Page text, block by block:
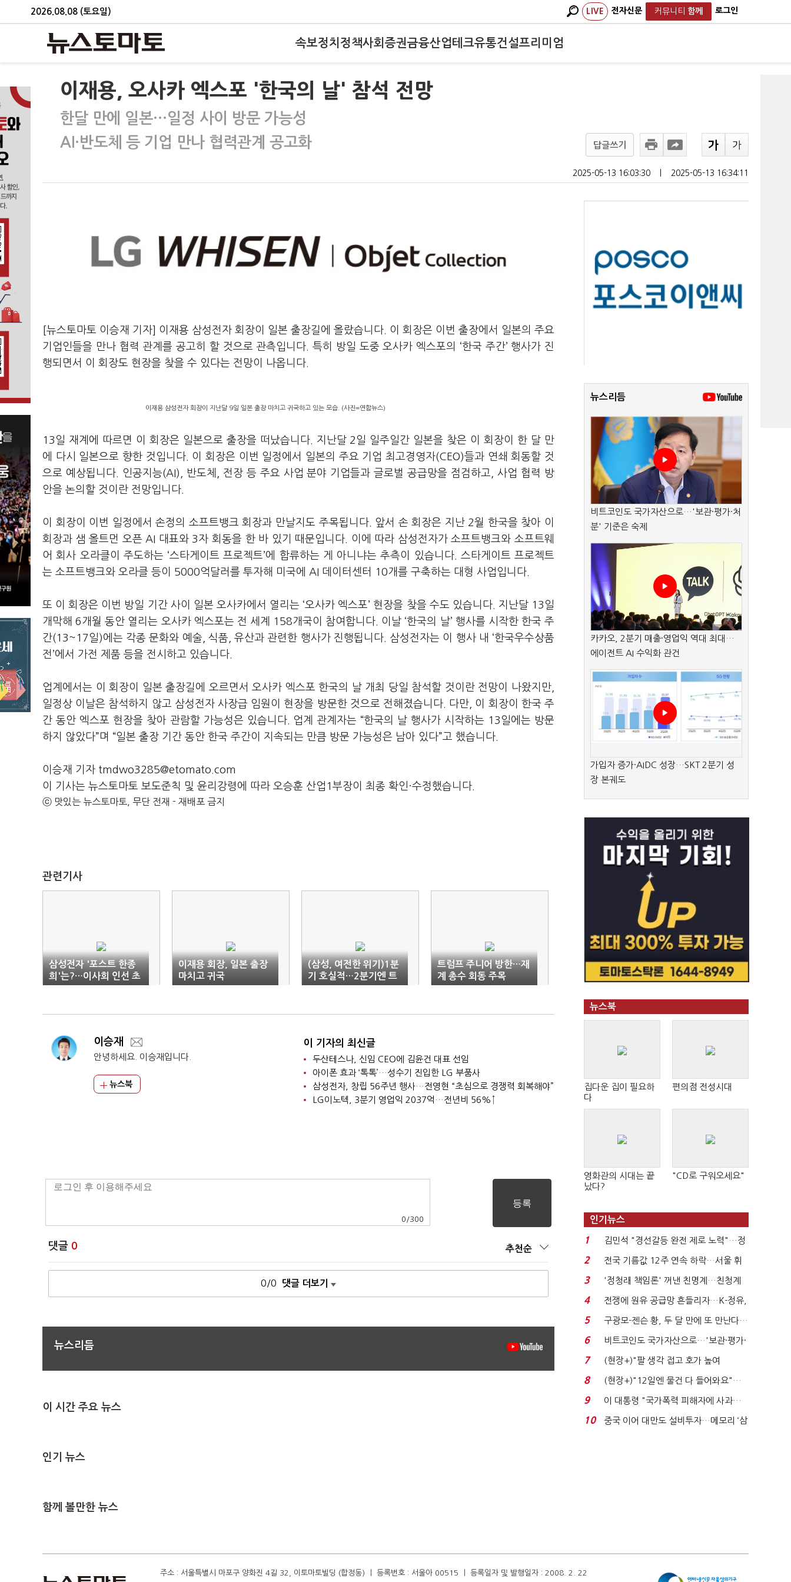
2026.08.08 (토요일) LIVE 전자신문 커뮤니티 함께 로그인
속보정치 정책사회 증권금융산업테크유통건설프리미엄
이재용, 오사카 엑스포 '한국의 날' 참석 전망
한달 만에 일본…일정 사이 방문 가능성
AI·반도체 등 기업 만나 협력관계 공고화
답글쓰기
2025-05-13 16:03:30 2025-05-13 16:34:11
[뉴스토마토 이승재 기자] 이재용 삼성전자 회장이 일본 출장길에 올랐습니다. 이 회장은 이번 출장에서 일본의 주요
기업인들을 만나 협력 관계를 공고히 할 것으로 관측입니다. 특히 방일 도중 오사카 엑스포의 ‘한국 주간’ 행사가 진
행되면서 이 회장도 현장을 찾을 수 있다는 전망이 나옵니다.
이재용 삼성전자 회장이 지난달 9일 일본 출장 마치고 귀국하고 있는 모습. (사진=연합뉴스)
13일 재계에 따르면 이 회장은 일본으로 출장을 떠났습니다. 지난달 2일 일주일간 일본을 찾은 이 회장이 한 달 만
에 다시 일본으로 향한 것입니다. 이 회장은 이번 일정에서 일본의 주요 기업 최고경영자(CEO)들과 연쇄 회동할 것
으로 예상됩니다. 인공지능(AI), 반도체, 전장 등 주요 사업 분야 기업들과 글로벌 공급망을 점검하고, 사업 협력 방
안을 논의할 것이란 전망입니다.
이 회장이 이번 일정에서 손정의 소프트뱅크 회장과 만날지도 주목됩니다. 앞서 손 회장은 지난 2월 한국을 찾아 이
회장과 샘 올트먼 오픈 AI 대표와 3자 회동을 한 바 있기 때문입니다. 이에 따라 삼성전자가 소프트뱅크와 소프트웨
어 회사 오라클이 주도하는 ‘스타게이트 프로젝트’에 합류하는 게 아니냐는 추측이 있습니다. 스타게이트 프로젝트
는 소프트뱅크와 오라클 등이 5000억달러를 투자해 미국에 AI 데이터센터 10개를 구축하는 대형 사업입니다.
또 이 회장은 이번 방일 기간 사이 일본 오사카에서 열리는 ‘오사카 엑스포’ 현장을 찾을 수도 있습니다. 지난달 13일
개막해 6개월 동안 열리는 오사카 엑스포는 전 세계 158개국이 참여합니다. 이날 ‘한국의 날’ 행사를 시작한 한국 주
간(13~17일)에는 각종 문화와 예술, 식품, 유산과 관련한 행사가 진행됩니다. 삼성전자는 이 행사 내 ‘한국우수상품
전’에서 가전 제품 등을 전시하고 있습니다.
업계에서는 이 회장이 일본 출장길에 오르면서 오사카 엑스포 한국의 날 개최 당일 참석할 것이란 전망이 나왔지만,
일정상 이날은 참석하지 않고 삼성전자 사장급 임원이 현장을 방문한 것으로 전해졌습니다. 다만, 이 회장이 한국 주
간 동안 엑스포 현장을 찾아 관람할 가능성은 있습니다. 업계 관계자는 “한국의 날 행사가 시작하는 13일에는 방문
하지 않았다”며 “일본 출장 기간 동안 한국 주간이 지속되는 만큼 방문 가능성은 남아 있다”고 했습니다.
이승재 기자 tmdwo3285@etomato.com
이 기사는 뉴스토마토 보도준칙 및 윤리강령에 따라 오승훈 산업1부장이 최종 확인·수정했습니다.
ⓒ 맛있는 뉴스토마토, 무단 전재 - 재배포 금지
관련기사
삼성전자 '포스트 한종
희'는?…이사회 인선 초
읽기
이재용 회장, 일본 출장
마치고 귀국
(삼성, 여전한 위기)1분
기 호실적…2분기엔 트
럼프발 관세 '먹구름'
트럼프 주니어 방한…재
계 총수 회동 주목
이승재
안녕하세요. 이승재입니다.
뉴스북
이 기자의 최신글
두산테스나, 신임 CEO에 김윤건 대표 선임
아이폰 효과 ‘톡톡’…성수기 진입한 LG 부품사
삼성전자, 창립 56주년 행사…전영현 “초심으로 경쟁력 회복해야”
LG이노텍, 3분기 영업익 2037억…전년비 56%↑
0 /300
댓글 0 추천순
0/0 댓글 더보기
뉴스리듬
이 시간 주요 뉴스
인기 뉴스
함께 볼만한 뉴스
뉴스리듬
비트코인도 국가자산으로…'보관·평가·처
분' 기준은 숙제
카카오, 2분기 매출·영업익 역대 최대…
에이전트 AI 수익화 관건
가입자 증가·AIDC 성장…SKT 2분기 성
장 본궤도
뉴스북
집다운 집이 필요하
다
편의점 전성시대
영화관의 시대는 끝
났다?
"CD로 구워오세요"
인기뉴스
1
김민석 "경선갈등 완전 제로 노력"…정
청래 "반명 공세 사...
2
전국 기름값 12주 연속 하락…서울 휘
발윳값 1909원...
3
'정청래 책임론' 꺼낸 친명계…친청계
는 추가투표 때리기...
4
전쟁에 원유 공급망 흔들리자…K-정유,
에너지안보 핵심...
5
구광모-젠슨 황, 두 달 만에 또 만난다…
로봇·AI 등 논...
6
비트코인도 국가자산으로…'보관·평가·
처분' 기준은 ...
7
(현장+)"팔 생각 접고 호가 높여
요"…'덜 똘똘한 한 채' 20...
8
(현장+)"12일엔 물건 다 들어와요"…
빈 매대 채우며 문 연 ...
9
이 대통령 "국가폭력 피해자에 사과…
적극적 조사로 진...
10
중국 이어 대만도 설비투자…메모리 ‘삼
주소 : 서울특별시 마포구 양화진 4길 32, 이토마토빌딩 (합정동) ㅣ 등록번호 : 서울아 00515 ㅣ 등록일자 및 발행일자 : 2008. 2. 22